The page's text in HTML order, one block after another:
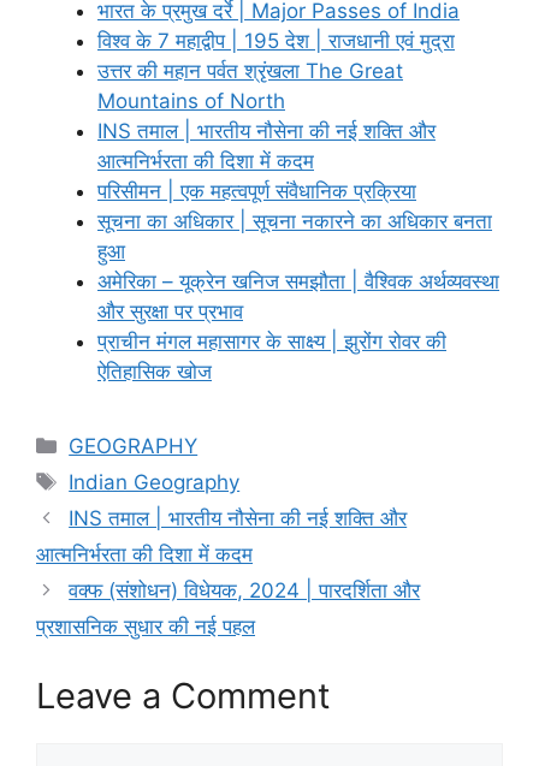
भारत के प्रमुख दर्रे | Major Passes of India
विश्व के 7 महाद्वीप | 195 देश | राजधानी एवं मुद्रा
उत्तर की महान पर्वत श्रृंखला The Great
Mountains of North
INS तमाल | भारतीय नौसेना की नई शक्ति और
आत्मनिर्भरता की दिशा में कदम
परिसीमन | एक महत्वपूर्ण संवैधानिक प्रक्रिया
सूचना का अधिकार | सूचना नकारने का अधिकार बनता
हुआ
अमेरिका – यूक्रेन खनिज समझौता | वैश्विक अर्थव्यवस्था
और सुरक्षा पर प्रभाव
प्राचीन मंगल महासागर के साक्ष्य | झुरोंग रोवर की
ऐतिहासिक खोज
Categories
GEOGRAPHY
Tags
Indian Geography
INS तमाल | भारतीय नौसेना की नई शक्ति और
आत्मनिर्भरता की दिशा में कदम
वक्फ (संशोधन) विधेयक, 2024 | पारदर्शिता और
प्रशासनिक सुधार की नई पहल
Leave a Comment